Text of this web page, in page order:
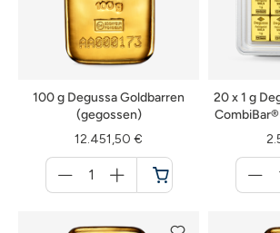
100 g Degussa Goldbarren
(gegossen)
12.451,50 €
für
Warenkorb
20 x 1 g
für